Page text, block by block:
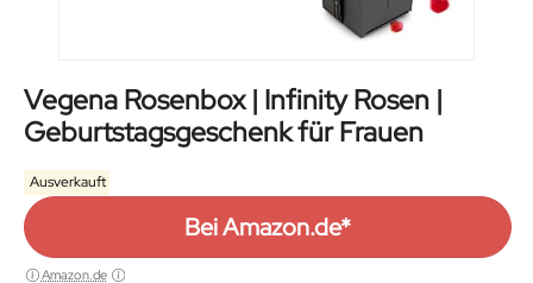
Vegena Rosenbox | Infinity Rosen |
Geburtstagsgeschenk für Frauen
Ausverkauft
Bei Amazon.de*
Amazon.de